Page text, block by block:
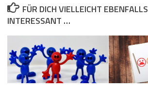
FÜR DICH VIELLEICHT EBENFALLS
INTERESSANT …